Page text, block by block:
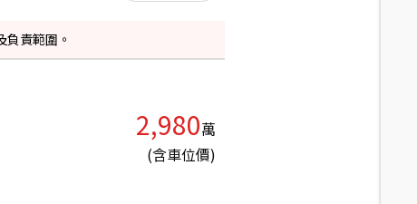
責範圍。
2,980萬
(含車位價)